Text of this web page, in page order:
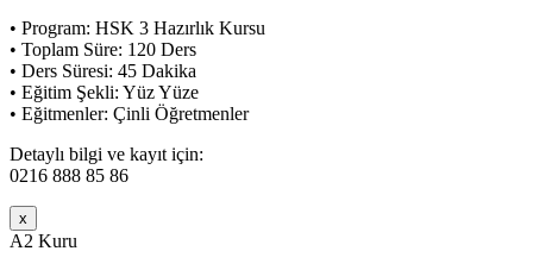
• Program: HSK 3 Hazırlık Kursu
• Toplam Süre: 120 Ders
• Ders Süresi: 45 Dakika
• Eğitim Şekli: Yüz Yüze
• Eğitmenler: Çinli Öğretmenler
Detaylı bilgi ve kayıt için:
0216 888 85 86
x
A2 Kuru